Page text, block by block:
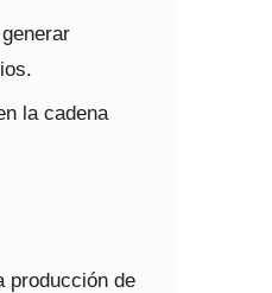
la cadena
producción de